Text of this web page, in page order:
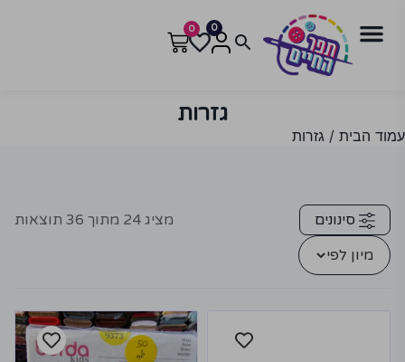
0
0
גזרות
עמוד הבית / גזרות
סינונים מציג 24 מתוך 36 תוצאות
מיון לפי